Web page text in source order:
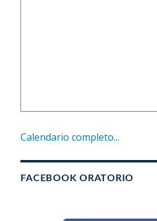
Calendario completo...
FACEBOOK ORATORIO